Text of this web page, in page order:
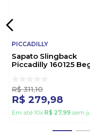
PICCADILLY
Sapato Slingback
Piccadilly 160125
R$ 311,10
R$ 279,98
Em até 10x R$ 27,99 sem